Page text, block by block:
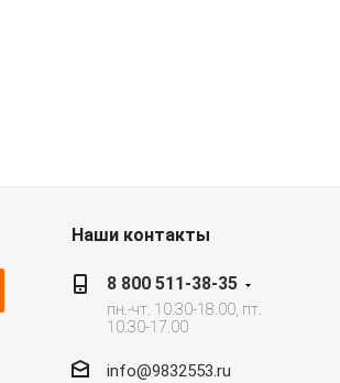
Наши контакты
8 800 511-38-35
пн.-чт. 10.30-18.00, пт.
10.30-17.00
info@9832553.ru